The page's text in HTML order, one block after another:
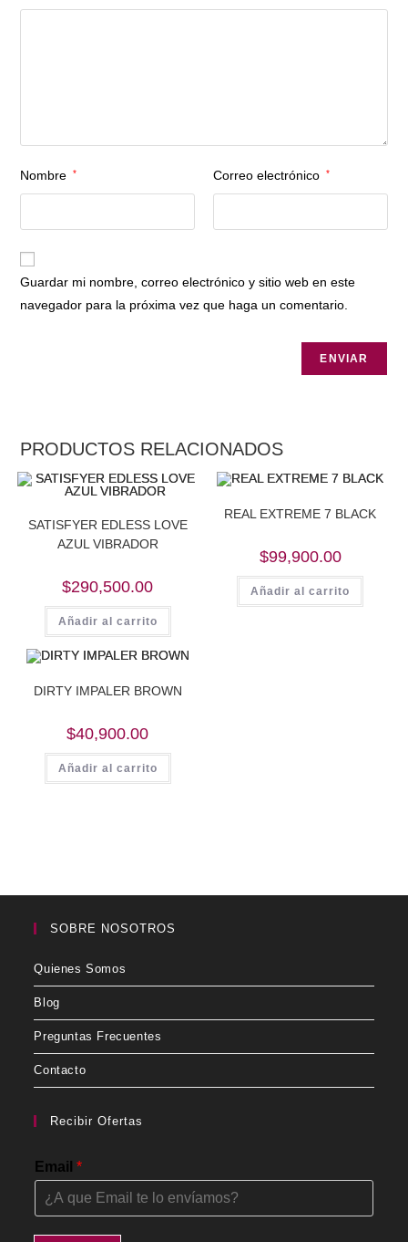
Nombre * Correo electrónico *
Guardar mi nombre, correo electrónico y sitio web en este
navegador para la próxima vez que haga un comentario.
PRODUCTOS RELACIONADOS
SATISFYER EDLESS LOVE
AZUL VIBRADOR
$290,500.00
Añadir al carrito
REAL EXTREME 7 BLACK
$99,900.00
Añadir al carrito
DIRTY IMPALER BROWN
$40,900.00
Añadir al carrito
SOBRE NOSOTROS
Quienes Somos
Blog
Preguntas Frecuentes
Contacto
Recibir Ofertas
Email*